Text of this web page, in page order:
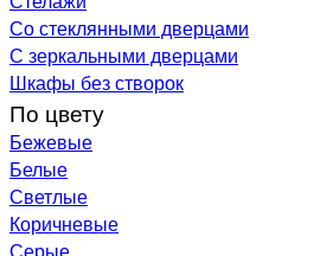
Со стеклянными дверцами
С зеркальными дверцами
Шкафы без створок
По цвету
Бежевые
Белые
Светлые
Коричневые